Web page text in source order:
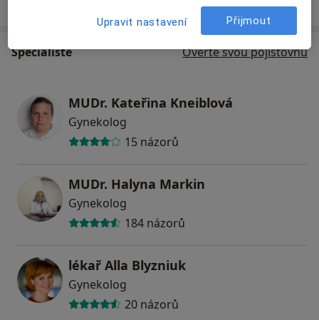
Specialisté Ověřte svou pojišťovnu
MUDr. Kateřina Kneiblová
Gynekolog
15 názorů
MUDr. Halyna Markin
Gynekolog
184 názorů
lékař Alla Blyzniuk
Gynekolog
20 názorů
Upravit nastavení Přijmout